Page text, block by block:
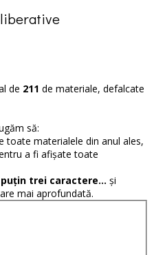
de 211 de materiale, defalcate
să:
toate materialele din anul ales,
a fi afișate toate
trei caractere... și
mai aprofundată.